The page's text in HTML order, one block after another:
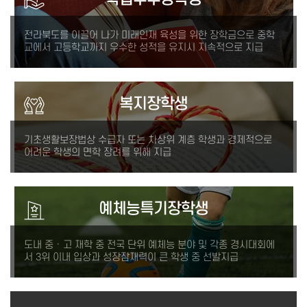
전라북도를 이끌어 나가 미래인재 육성을 위한 장학금으로 중학
교에서 고등학교까지 우수한 성적을 유지시 지속적으로 지급
복지장학생
기초생활보장법상 수급자 또는 차상위 계층 학생과 경제적으로
어려운 학생의 면학 장려를 위해 지급
예체능특기장학생
도내 중 · 고 재학 중 전국 단위 예체능 분야 및 각종 경시대회에
서 3위 이내 입상과 성장잠재력이 큰 학생 중 선발지급